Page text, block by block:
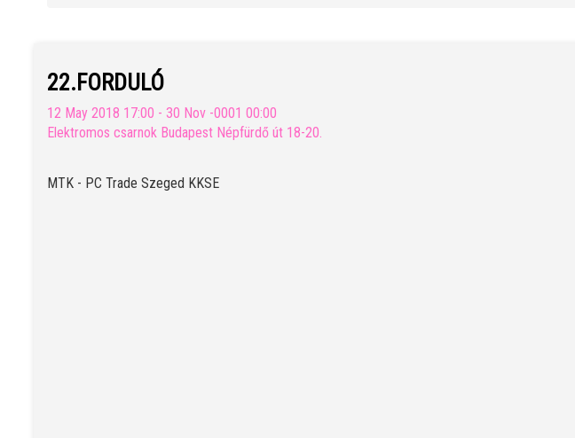
22.FORDULÓ
12 May 2018 17:00 - 30 Nov -0001 00:00
Elektromos csarnok Budapest Népfürdő út 18-20.
MTK - PC Trade Szeged KKSE